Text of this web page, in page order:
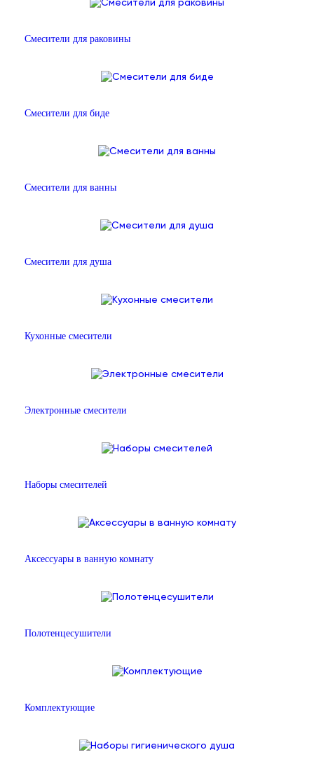
Смесители для раковины
Смесители для биде
Смесители для ванны
Смесители для душа
Кухонные смесители
Электронные смесители
Наборы смесителей
Аксессуары в ванную комнату
Полотенцесушители
Комплектующие